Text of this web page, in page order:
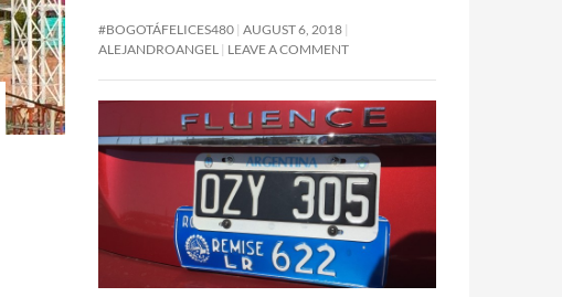
#BOGOTÁFELICES480 AUGUST 6, 2018
ALEJANDROANGEL LEAVE A COMMENT